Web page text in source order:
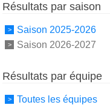
Résultats par saison
Saison 2025-2026
Saison 2026-2027
Résultats par équipe
Toutes les équipes